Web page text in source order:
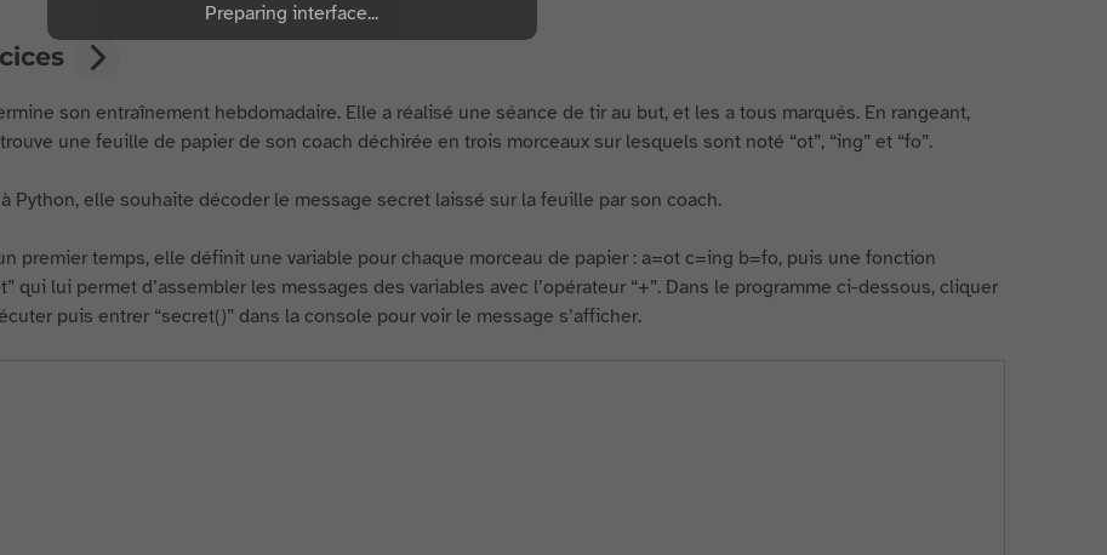
son entraînement hebdomadaire. Elle a réalisé une séance de tir au but, et les a tous marqués. En rangeant,
une feuille de papier de son coach déchirée en trois morceaux sur lesquels sont noté “ot”, “ing” et “fo”.
Python, elle souhaite décoder le message secret laissé sur la feuille par son coach.
premier temps, elle définit une variable pour chaque morceau de papier : a=ot c=ing b=fo, puis une fonction
qui lui permet d’assembler les messages des variables avec l’opérateur “+”. Dans le programme ci-dessous, cliquer
puis entrer “secret()” dans la console pour voir le message s’afficher.
Preparing interface...